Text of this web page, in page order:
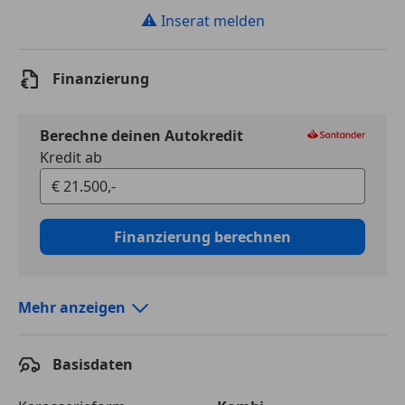
⚠ Inserat melden
Finanzierung
Berechne deinen Autokredit
Kredit ab
Finanzierung berechnen
Laufzeit
Mehr anzeigen
Basisdaten